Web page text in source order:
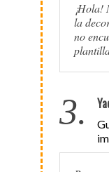
¡Hola!
la
no
3.